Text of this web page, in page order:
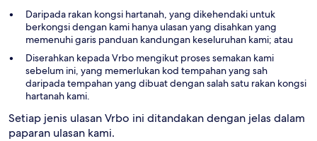
Daripada rakan kongsi hartanah, yang dikehendaki untuk
berkongsi dengan kami hanya ulasan yang disahkan yang
memenuhi garis panduan kandungan keseluruhan kami; atau
Diserahkan kepada Vrbo mengikut proses semakan kami
sebelum ini, yang memerlukan kod tempahan yang sah
daripada tempahan yang dibuat dengan salah satu rakan kongsi
hartanah kami.
Setiap jenis ulasan Vrbo ini ditandakan dengan jelas dalam
paparan ulasan kami.